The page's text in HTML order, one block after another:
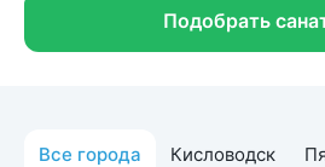
Подобрать
Все города Кисловодск